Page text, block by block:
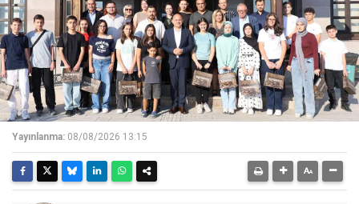
Yayınlanma: 08/08/2026 13:15